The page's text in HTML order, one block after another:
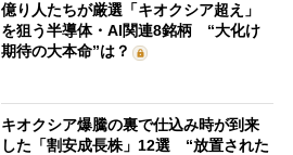
億り人たちが厳選「キオクシア超え」
を狙う半導体・AI関連8銘柄 “大化け
期待の大本命”は？
キオクシア爆騰の裏で仕込み時が到来
した「割安成長株」12選 “放置された